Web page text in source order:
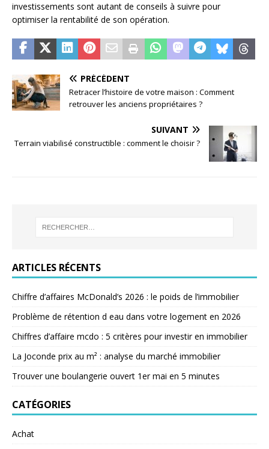
investissements sont autant de conseils à suivre pour
optimiser la rentabilité de son opération.
PRÉCÉDENT
Retracer l’histoire de votre maison : Comment
retrouver les anciens propriétaires ?
SUIVANT
Terrain viabilisé constructible : comment le choisir ?
ARTICLES RÉCENTS
Chiffre d’affaires McDonald’s 2026 : le poids de l’immobilier
Problème de rétention d eau dans votre logement en 2026
Chiffres d’affaire mcdo : 5 critères pour investir en immobilier
La Joconde prix au m² : analyse du marché immobilier
Trouver une boulangerie ouvert 1er mai en 5 minutes
CATÉGORIES
Achat